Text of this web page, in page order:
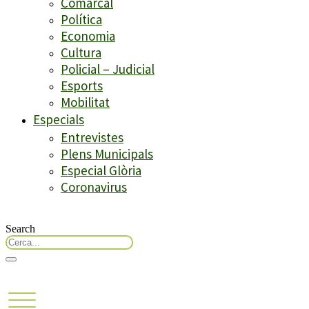
Política
Economia
Cultura
Policial – Judicial
Esports
Mobilitat
Especials
Entrevistes
Plens Municipals
Especial Glòria
Coronavirus
Search